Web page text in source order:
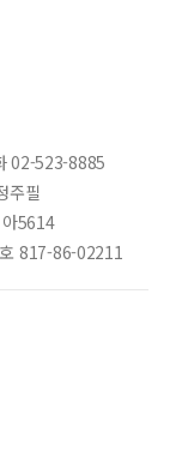
02-523-8885
주필
5614
817-86-02211